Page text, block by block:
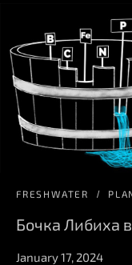
FRESHWATER
Бочка Либиха
January 17, 2024